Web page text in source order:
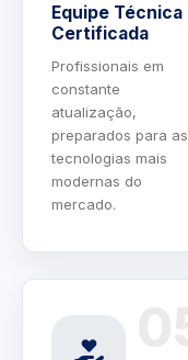
Equipe Técnica
Certificada
Profissionais em
constante
atualização,
preparados para as
tecnologias mais
modernas do
mercado.